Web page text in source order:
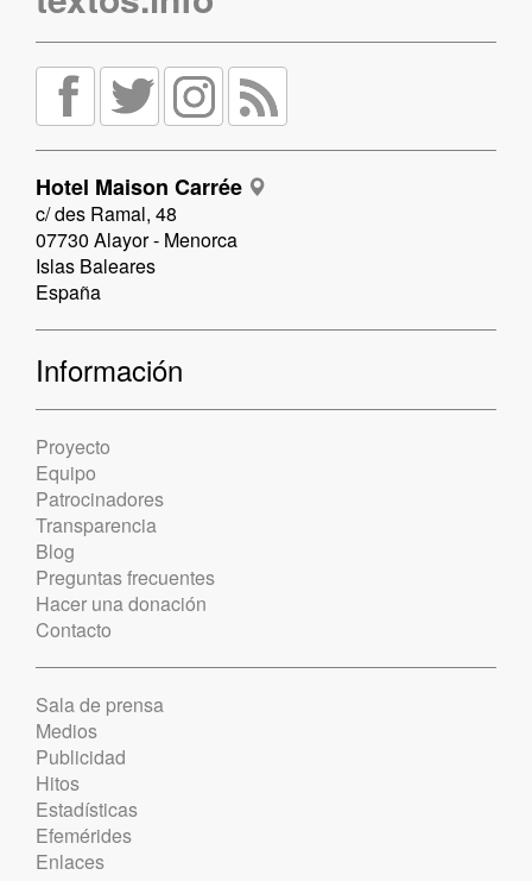
Hotel Maison Carrée
c/ des Ramal, 48
07730 Alayor - Menorca
Islas Baleares
España
Información
Proyecto
Equipo
Patrocinadores
Transparencia
Blog
Preguntas frecuentes
Hacer una donación
Contacto
Sala de prensa
Medios
Publicidad
Hitos
Estadísticas
Efemérides
Enlaces